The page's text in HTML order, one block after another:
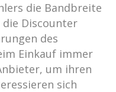
die Bandbreite
die Discounter
des
Einkauf immer
um ihren
sich